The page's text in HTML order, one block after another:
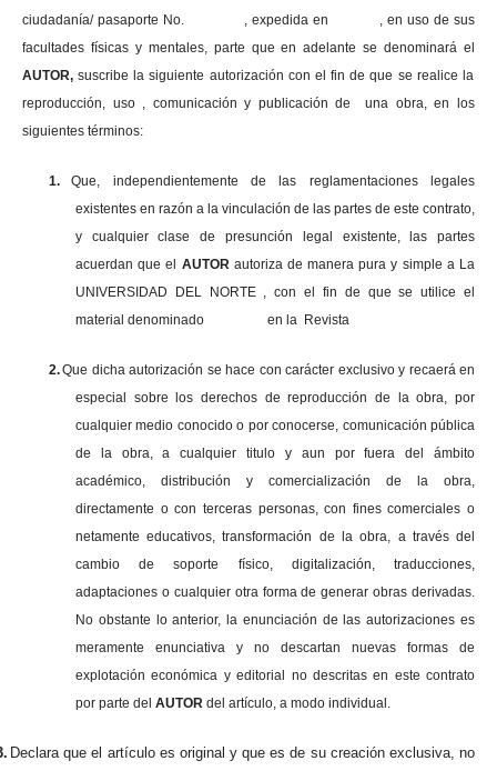
ciudadanía/ pasaporte No. , expedida en , en uso de sus
facultades físicas y mentales, parte que en adelante se denominará el
AUTOR,suscribe la siguiente autorización con el fin de que se realice la
reproducción, uso , comunicación y publicación de una obra, en los
siguientes términos:
1.
Que, independientemente de las reglamentaciones legales
existentes en razón a la vinculación de las partes de este contrato,
y cualquier clase de presunción legal existente, las partes
acuerdan que el AUTOR autoriza de manera pura y simple a La
UNIVERSIDAD DEL NORTE , con el fin de que se utilice el
material denominado en la Revista
2.Que dicha autorización se hace con carácter exclusivo y recaerá en
especial sobre los derechos de reproducción de la obra, por
cualquier medio conocido o por conocerse, comunicación pública
de la obra, a cualquier titulo y aun por fuera del ámbito
académico, distribución y comercialización de la obra,
directamente o con terceras personas, con fines comerciales o
netamente educativos, transformación de la obra, a través del
cambio de soporte físico, digitalización, traducciones,
adaptaciones o cualquier otra forma de generar obras derivadas.
No obstante lo anterior, la enunciación de las autorizaciones es
meramente enunciativa y no descartan nuevas formas de
explotación económica y editorial no descritas en este contrato
por parte del AUTORdel artículo, a modo individual.
Declara que el artículo es original y que es de su creación exclusiva, no